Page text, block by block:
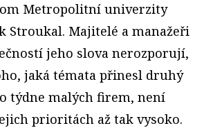
Metropolitní univerzity
Stroukal. Majitelé a manažeři
jeho slova nerozporují,
jaká témata přinesl druhý
týdne malých firem, není
prioritách až tak vysoko.